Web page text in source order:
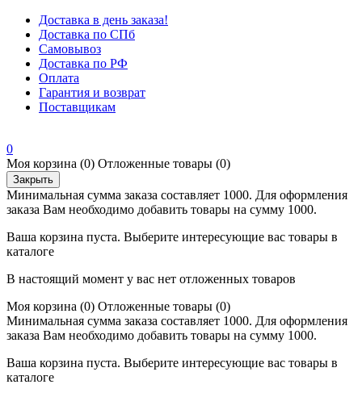
Доставка в день заказа!
Доставка по СПб
Самовывоз
Доставка по РФ
Оплата
Гарантия и возврат
Поставщикам
0
Моя корзина (0) Отложенные товары (0)
Закрыть
Минимальная сумма заказа составляет 1000. Для оформления
заказа Вам необходимо добавить товары на сумму 1000.
Ваша корзина пуста. Выберите интересующие вас товары в
каталоге
В настоящий момент у вас нет отложенных товаров
Моя корзина (0) Отложенные товары (0)
Минимальная сумма заказа составляет 1000. Для оформления
заказа Вам необходимо добавить товары на сумму 1000.
Ваша корзина пуста. Выберите интересующие вас товары в
каталоге